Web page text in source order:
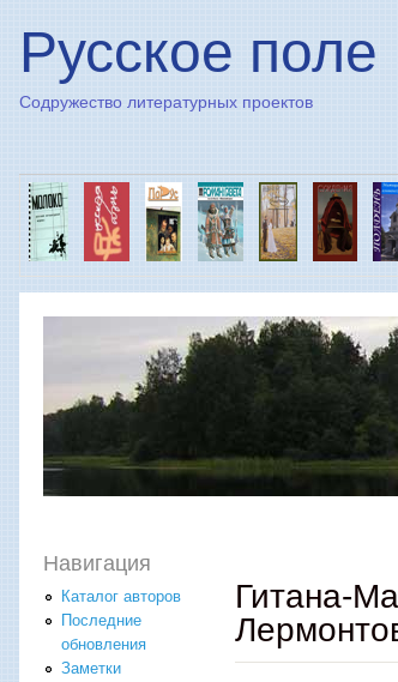
Русское поле
Содружество литературных проектов
Гитана-
Навигация
Каталог авторов
Последние
обновления
Заметки